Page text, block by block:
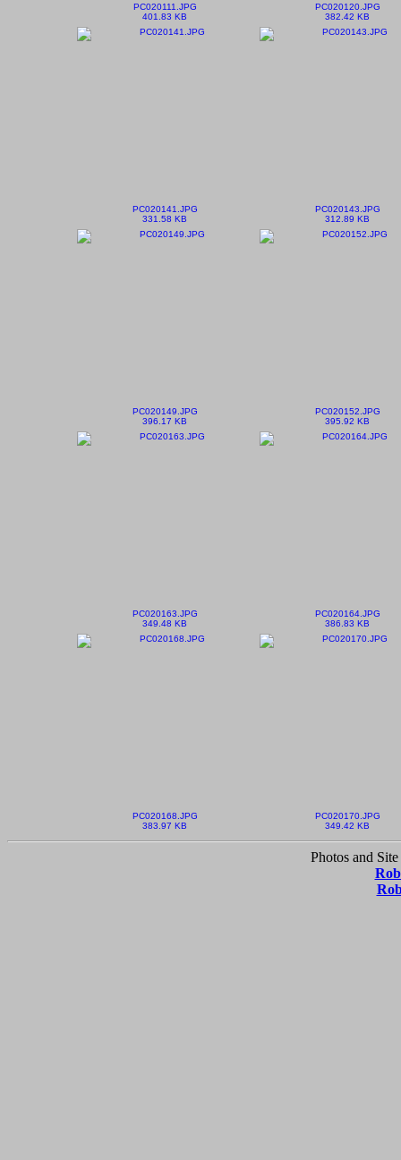
PC020111.JPG
401.83 KB
PC020120.JPG
382.42 KB
PC020141.JPG
331.58 KB
PC020143.JPG
312.89 KB
PC020149.JPG
396.17 KB
PC020152.JPG
395.92 KB
PC020163.JPG
349.48 KB
PC020164.JPG
386.83 KB
PC020168.JPG
383.97 KB
PC020170.JPG
349.42 KB
Photos and